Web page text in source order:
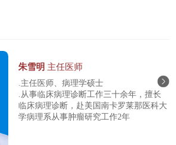
朱雪明 主任医师
.主任医师、病理学硕士
.从事临床病理诊断工作三十余年，擅长
临床病理诊断，赴美国南卡罗莱那医科大
学病理系从事肿瘤研究工作2年